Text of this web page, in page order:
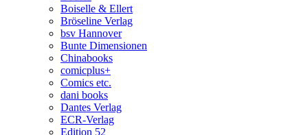
Boiselle & Ellert
Bröseline Verlag
bsv Hannover
Bunte Dimensionen
Chinabooks
comicplus+
Comics etc.
dani books
Dantes Verlag
ECR-Verlag
Edition 52